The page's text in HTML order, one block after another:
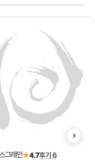
그레인★4.7후기 6